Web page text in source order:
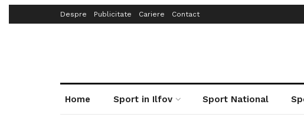
Despre Publicitate Cariere Contact
Home Sport in Ilfov Sport National